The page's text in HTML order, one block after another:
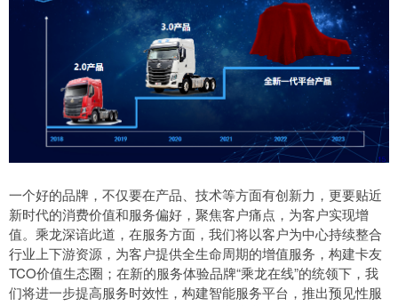
一个好的品牌，不仅要在产品、技术等方面有创新力，更要贴近
新时代的消费价值和服务偏好，聚焦客户痛点，为客户实现增
值。乘龙深谙此道，在服务方面，我们将以客户为中心持续整合
行业上下游资源，为客户提供全生命周期的增值服务，构建卡友
TCO价值生态圈；在新的服务体验品牌“乘龙在线”的统领下，我
们将进一步提高服务时效性，构建智能服务平台，推出预见性服